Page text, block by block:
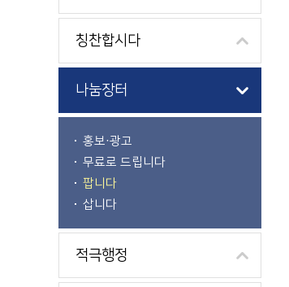
칭찬합시다
나눔장터
홍보·광고
무료로 드립니다
팝니다
삽니다
적극행정